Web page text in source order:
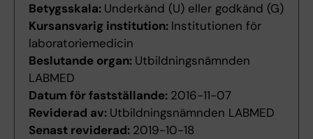
Betygsskala: Underkänd (U) eller godkänd (G)
Kursansvarig institution: Institutionen för
laboratoriemedicin
Beslutande organ: Utbildningsnämnden
LABMED
Datum för fastställande: 2016-11-07
Reviderad av: Utbildningsnämnden LABMED
Senast reviderad: 2019-10-18